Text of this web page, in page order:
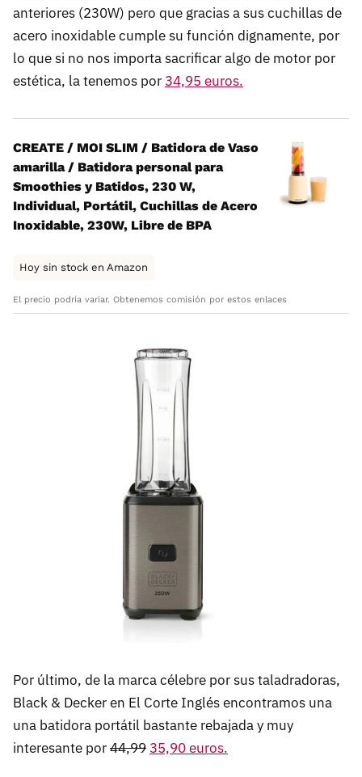
anteriores (230W) pero que gracias a sus cuchillas de
acero inoxidable cumple su función dignamente, por
lo que si no nos importa sacrificar algo de motor por
estética, la tenemos por 34,95 euros.
CREATE / MOI SLIM / Batidora de Vaso
amarilla / Batidora personal para
Smoothies y Batidos, 230 W,
Individual, Portátil, Cuchillas de Acero
Inoxidable, 230W, Libre de BPA
Hoy sin stock en Amazon
El precio podría variar. Obtenemos comisión por estos enlaces
Por último, de la marca célebre por sus taladradoras,
Black & Decker en El Corte Inglés encontramos una
una batidora portátil bastante rebajada y muy
interesante por44,99 35,90 euros.